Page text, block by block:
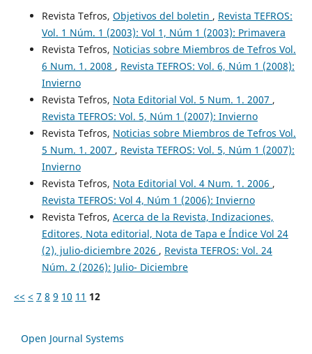
Revista Tefros, Objetivos del boletin , Revista TEFROS:
Vol. 1 Núm. 1 (2003): Vol 1, Núm 1 (2003): Primavera
Revista Tefros, Noticias sobre Miembros de Tefros Vol.
6 Num. 1. 2008 , Revista TEFROS: Vol. 6, Núm 1 (2008):
Invierno
Revista Tefros, Nota Editorial Vol. 5 Num. 1. 2007 ,
Revista TEFROS: Vol. 5, Núm 1 (2007): Invierno
Revista Tefros, Noticias sobre Miembros de Tefros Vol.
5 Num. 1. 2007 , Revista TEFROS: Vol. 5, Núm 1 (2007):
Invierno
Revista Tefros, Nota Editorial Vol. 4 Num. 1. 2006 ,
Revista TEFROS: Vol 4, Núm 1 (2006): Invierno
Revista Tefros, Acerca de la Revista, Indizaciones,
Editores, Nota editorial, Nota de Tapa e Índice Vol 24
(2), julio-diciembre 2026 , Revista TEFROS: Vol. 24
Núm. 2 (2026): Julio- Diciembre
<< < 7 8 9 10 11 12
Open Journal Systems